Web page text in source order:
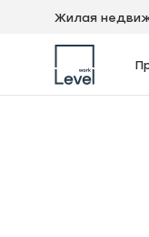
Жилая